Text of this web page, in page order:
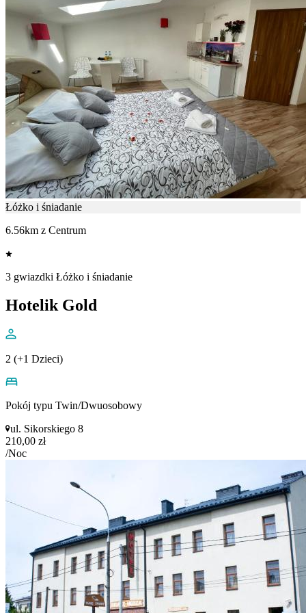
Łóżko i śniadanie
6.56km z Centrum
3 gwiazdki Łóżko i śniadanie
Hotelik Gold
2 (+1 Dzieci)
Pokój typu Twin/Dwuosobowy
ul. Sikorskiego 8
210,00 zł
/Noc